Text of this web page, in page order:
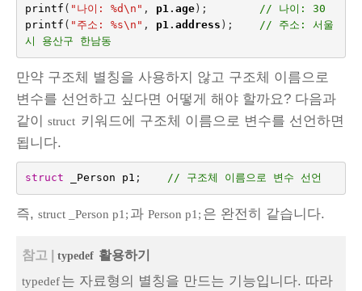
printf ( "나이: %d\n " , p1. age);
// 나이: 30
printf ( "주소: %s\n " , p1. address ); // 주소: 서울
시 용산구 한남동
만약 구조체 별칭을 사용하지 않고 구조체 이름으로
변수를 선언하고 싶다면 어떻게 해야 할까요? 다음과
같이 struct 키워드에 구조체 이름으로 변수를 선언하면
됩니다.
struct _Person p1 ; // 구조체 이름으로 변수 선언
즉, struct _Person p1; 과 Person p1; 은 완전히 같습니다.
참고 | typedef 활용하기
typedef는 자료형의 별칭을 만드는 기능입니다. 따라